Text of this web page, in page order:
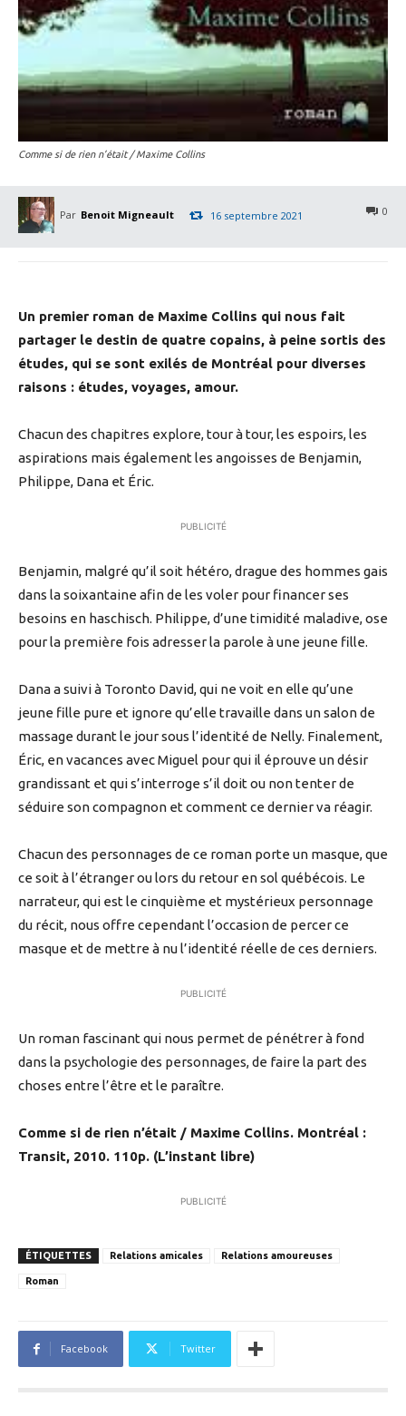
Comme si de rien n’était / Maxime Collins
Par Benoit Migneault 0
16 septembre 2021
Un premier roman de Maxime Collins qui nous fait
partager le destin de quatre copains, à peine sortis des
études, qui se sont exilés de Montréal pour diverses
raisons : études, voyages, amour.
Chacun des chapitres explore, tour à tour, les espoirs, les
aspirations mais également les angoisses de Benjamin,
Philippe, Dana et Éric.
PUBLICITÉ
Benjamin, malgré qu’il soit hétéro, drague des hommes gais
dans la soixantaine afin de les voler pour financer ses
besoins en haschisch. Philippe, d’une timidité maladive, ose
pour la première fois adresser la parole à une jeune fille.
Dana a suivi à Toronto David, qui ne voit en elle qu’une
jeune fille pure et ignore qu’elle travaille dans un salon de
massage durant le jour sous l’identité de Nelly. Finalement,
Éric, en vacances avec Miguel pour qui il éprouve un désir
grandissant et qui s’interroge s’il doit ou non tenter de
séduire son compagnon et comment ce dernier va réagir.
Chacun des personnages de ce roman porte un masque, que
ce soit à l’étranger ou lors du retour en sol québécois. Le
narrateur, qui est le cinquième et mystérieux personnage
du récit, nous offre cependant l’occasion de percer ce
masque et de mettre à nu l’identité réelle de ces derniers.
PUBLICITÉ
Un roman fascinant qui nous permet de pénétrer à fond
dans la psychologie des personnages, de faire la part des
choses entre l’être et le paraître.
Comme si de rien n’était / Maxime Collins. Montréal :
Transit, 2010. 110p. (L’instant libre)
PUBLICITÉ
ÉTIQUETTES Relations amicales Relations amoureuses
Roman
Facebook Twitter